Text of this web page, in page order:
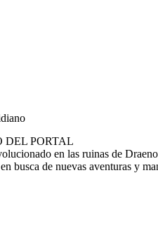
DEL PORTAL
en las ruinas de
busca de nuevas aventuras y